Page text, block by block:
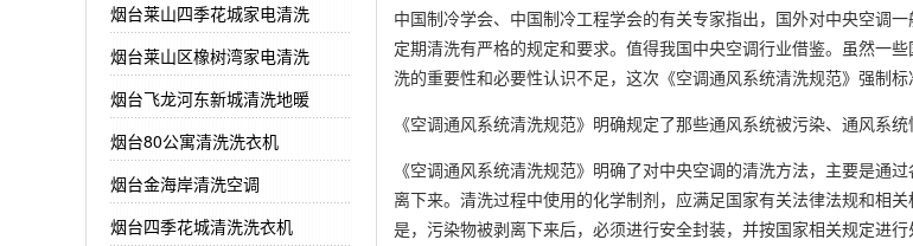
烟台莱山四季花城家电清洗
烟台莱山区橡树湾家电清洗
烟台飞龙河东新城清洗地暖
烟台80公寓清洗洗衣机
烟台金海岸清洗空调
烟台四季花城清洗洗衣机
中国制冷学会、中国制冷工程学会的有关专家指出，国外对中央空调
定期清洗有严格的规定和要求。值得我国中央空调行业借鉴。虽然一
洗的重要性和必要性认识不足，这次《空调通风系统清洗规范》强制标
《空调通风系统清洗规范》明确规定了那些通风系统被污染、通风系
《空调通风系统清洗规范》明确了对中央空调的清洗方法，主要是通
离下来。清洗过程中使用的化学制剂，应满足国家有关法律法规和相
是，污染物被剥离下来后，必须进行安全封装，并按国家相关规定进行